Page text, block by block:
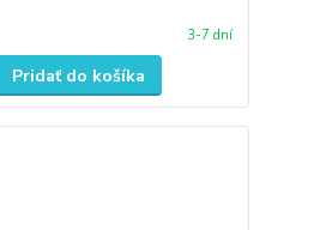
3-7 dní
Pridať do košíka